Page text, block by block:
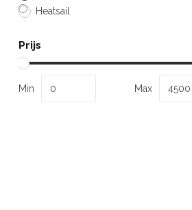
Heatsail
Prijs
Min Max